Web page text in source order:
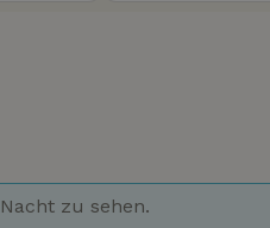
zu sehen.